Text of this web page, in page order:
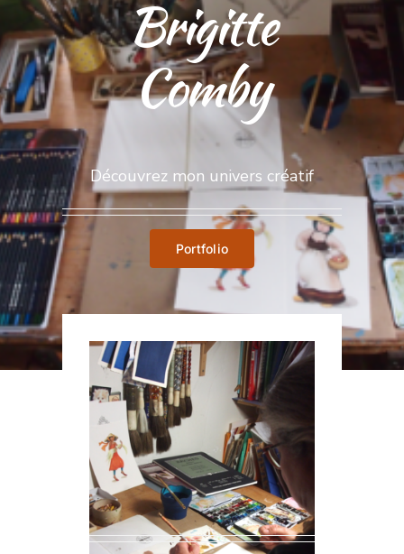
Brigitte
Comby
Découvrez mon univers créatif
Portfolio